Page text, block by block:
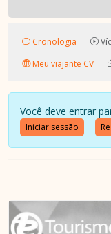
Cronologia
Meu viajante CV
Você deve entrar
Iniciar sessão